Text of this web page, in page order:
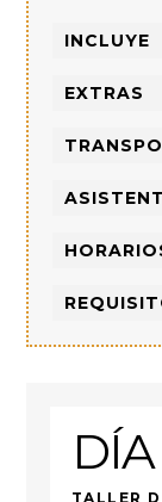
INCLUYE
EXTRAS
DÍA
TALLER